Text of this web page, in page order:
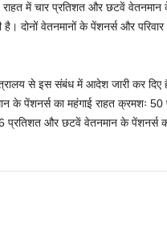
में चार प्रतिशत और छटवें वेतनमान
दोनों वेतनमानों के पेंशनर्स और
से इस संबंध में आदेश जारी कर दिए
के पेंशनर्स का महंगाई राहत क्रमशः
प्रतिशत और छटवें वेतनमान के पेंशनर्स